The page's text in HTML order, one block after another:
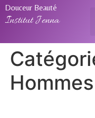
Douceur Beauté
Institut Jenna